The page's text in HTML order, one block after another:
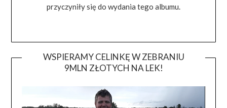
przyczyniły się do wydania tego albumu.
WSPIERAMY CELINKĘ W ZEBRANIU
9MLN ZŁOTYCH NA LEK!
video